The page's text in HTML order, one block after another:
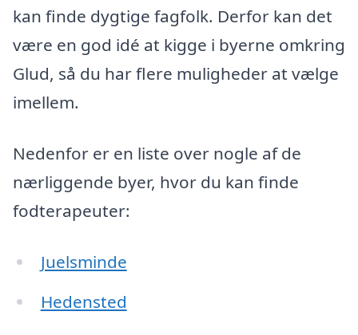
kan finde dygtige fagfolk. Derfor kan det
være en god idé at kigge i byerne omkring
Glud, så du har flere muligheder at vælge
imellem.
Nedenfor er en liste over nogle af de
nærliggende byer, hvor du kan finde
fodterapeuter:
Juelsminde
Hedensted